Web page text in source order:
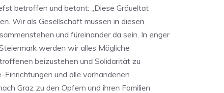
betroffen und betont: „Diese Gräueltat
Wir als Gesellschaft müssen in diesen
und füreinander da sein. In enger
werden wir alles Mögliche
beizustehen und Solidarität zu
Einrichtungen und alle vorhandenen
Graz zu den Opfern und ihren Familien